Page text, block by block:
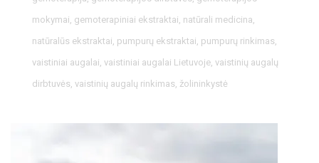
mokymai, gemoterapiniai ekstraktai, natūrali medicina,
natūralūs ekstraktai, pumpurų ekstraktai, pumpurų rinkimas,
vaistiniai augalai, vaistiniai augalai Lietuvoje, vaistinių augalų
dirbtuvės, vaistinių augalų rinkimas, žolininkystė